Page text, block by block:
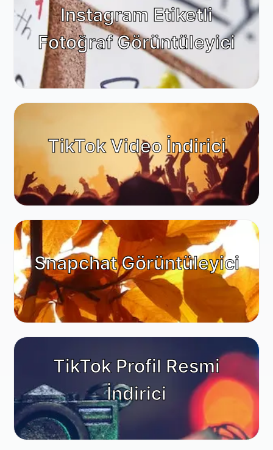
Instagram Etiketli
Fotoğraf Görüntüleyici
TikTok Video İndirici
Snapchat Görüntüleyici
TikTok Profil Resmi
İndirici